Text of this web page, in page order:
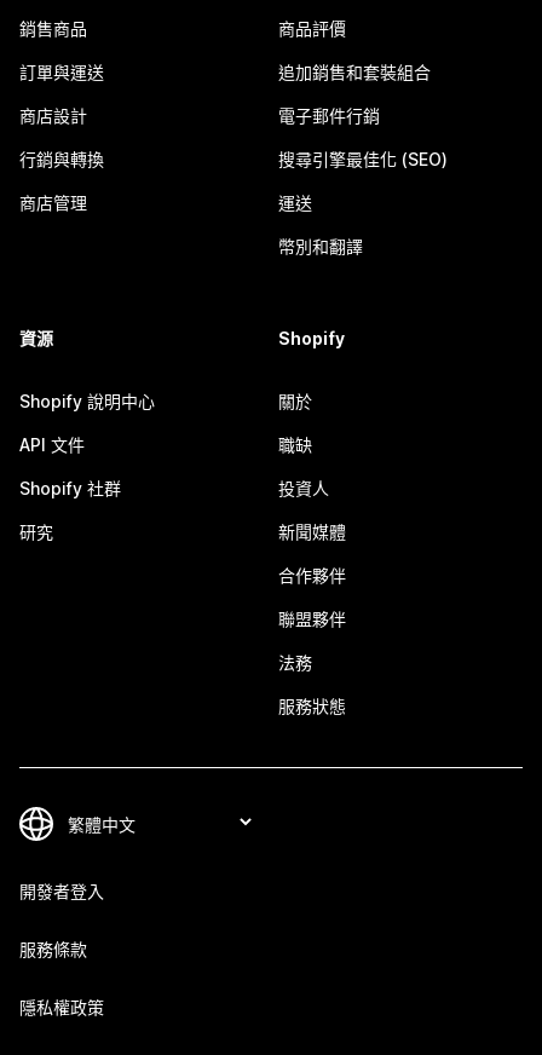
銷售商品
訂單與運送
商店設計
行銷與轉換
商店管理
商品評價
追加銷售和套裝組合
電子郵件行銷
搜尋引擎最佳化 (SEO)
運送
幣別和翻譯
資源
Shopify 說明中心
API 文件
Shopify 社群
研究
Shopify
關於
職缺
投資人
新聞媒體
合作夥伴
聯盟夥伴
法務
服務狀態
開發者登入
服務條款
隱私權政策